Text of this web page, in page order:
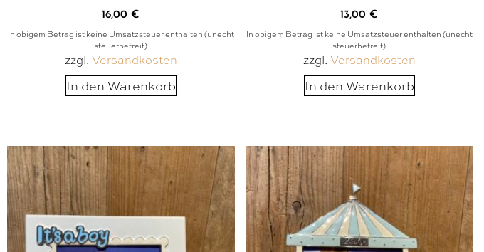
16,00€
In obigem Betrag ist keine Umsatzsteuer enthalten (unecht
steuerbefreit)
zzgl. Versandkosten
In den Warenkorb
13,00€
In obigem Betrag ist keine Umsatzsteuer enthalten (unecht
steuerbefreit)
zzgl. Versandkosten
In den Warenkorb